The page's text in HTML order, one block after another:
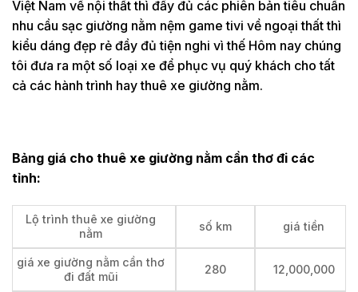
Việt Nam về nội thất thì đầy đủ các phiên bản tiêu chuẩn
nhu cầu sạc giường nằm nệm game tivi về ngoại thất thì
kiểu dáng đẹp rẻ đầy đủ tiện nghi vì thế Hôm nay chúng
tôi đưa ra một số loại xe để phục vụ quý khách cho tất
cả các hành trình hay thuê xe giường nằm.
Bảng giá cho thuê xe giường nằm cần thơ đi các
tỉnh:
Lộ trình thuê xe giường
nằm
số km giá tiền
giá xe giường nằm cần thơ
đi đất mũi
280 12,000,000